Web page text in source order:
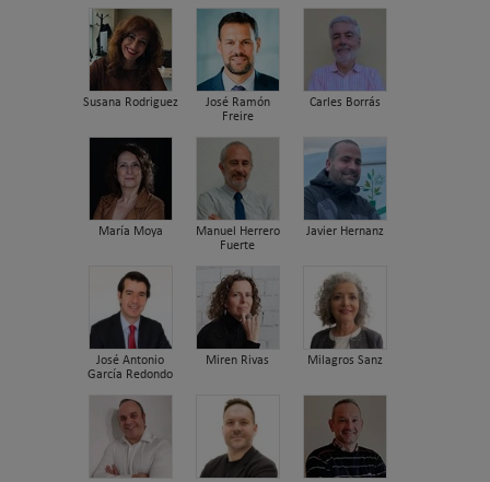
Susana Rodriguez
José Ramón
Freire
Carles Borrás
María Moya
Manuel Herrero
Fuerte
Javier Hernanz
José Antonio
García Redondo
Miren Rivas Milagros Sanz